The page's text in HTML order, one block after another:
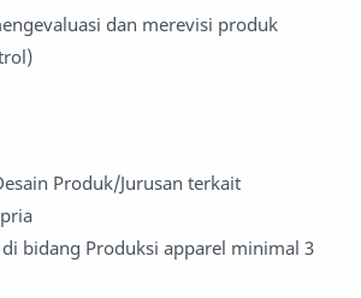
dan merevisi produk
Produk/Jurusan terkait
bidang Produksi apparel minimal 3